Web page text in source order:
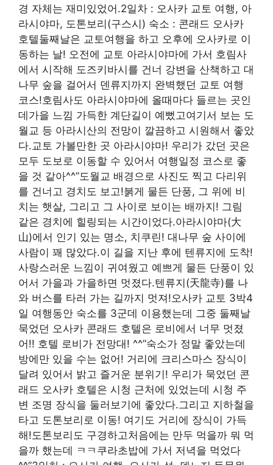
경 자체는 재미있었어.2일차 : 오사카 교토 여행, 아
라시야마, 도톤보리(구스시) 숙소 : 콘래드 오사카
호텔둘째날은 교토여행을 하고 오후에 오사카로 이
동하는 날! 오전에 교토 아라시야마에 가서 호림사
에서 시작해 도즈키바시를 건너 강변을 산책하고 대
나무 숲을 걸어서 덴류지까지 완벽했던 교토 여행
코스!호림사도 아라시야마에 올때마다 들르는 곳인
데가을 느낌 가득한 계단길이 예뻤고여기서 보는 도
월교 등 아라시산의 전망이 깔끔하고 시원해서 좋았
다.교토 가볼만한 곳 아라시야마! 우리가 갔던 곳은
모두 도보로 이동할 수 있어서 여행일정 코스로 좋
을 것 같아^^”도월교 배경으로 사진도 찍고 다리위
를 건너고 경치도 보고!붉게 물든 단풍, 그 위에 비
치는 햇살, 그리고 그 사이로 보이는 배까지! 그림
같은 경치에 힐링되는 시간이었다.아라시야마(大
山)에서 인기 있는 명소, 치쿠린! 대나무 숲 사이에
사람이 꽤 많았다.이 길을 지난 후에 텐류지에 도착!
사랑스러운 느낌이 귀여웠고 예쁘게 물든 단풍이 있
어서 가을과 가을하면 멋졌다.텐류지(天龍寺)를 나
와 버스를 타러 가는 길까지 멋져!오사카 교토 3박4
일 여행동안 숙소를 3군데 이용했는데 그중 둘째날
묵었던 오사카 콘래드 호텔은 로비에서 너무 멋졌
어!! 호텔 로비가 전망대! ^^”숙소가 정말 좋았는데
방에만 있을 수는 없어! 거리에 크리스마스 장식이
달려 있어서 밝고 즐거운 분위기! 우리가 묵었던 콘
래드 오사카 호텔은 시청 근처에 있었는데 시청 주
변 조명 장식을 둘러보기에 좋았다.그리고 지하철을
타고 도톤보리로 이동! 여기도 거리에 장식이 가득
해!도톤보리도 구경하고처음에는 만두 먹을까 뭐 먹
을까 했는데 ㅋㅋ쿠라초밥에 가서 저녁을 먹었다